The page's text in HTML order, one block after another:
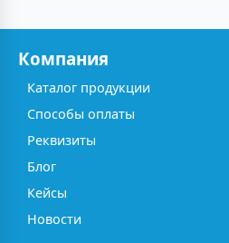
Компания
Каталог продукции
Способы оплаты
Реквизиты
Блог
Кейсы
Новости